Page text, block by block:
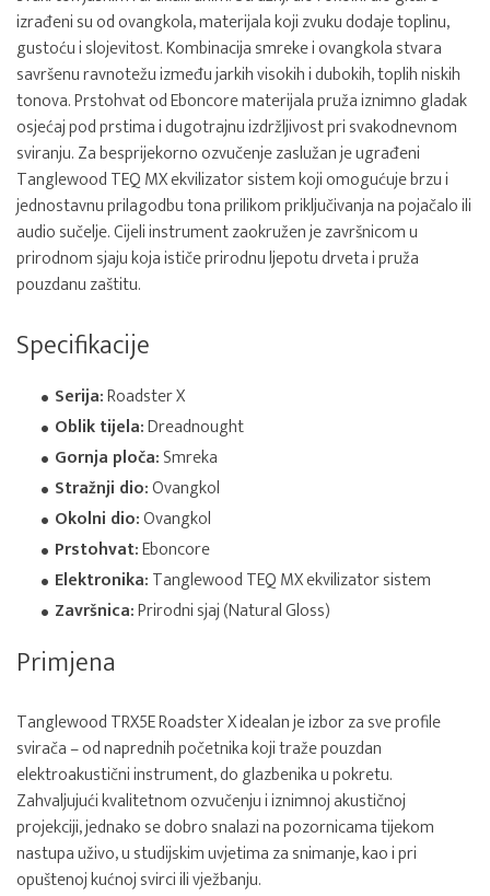
izrađeni su od ovangkola, materijala koji zvuku dodaje toplinu,
gustoću i slojevitost. Kombinacija smreke i ovangkola stvara
savršenu ravnotežu između jarkih visokih i dubokih, toplih niskih
tonova. Prstohvat od Eboncore materijala pruža iznimno gladak
osjećaj pod prstima i dugotrajnu izdržljivost pri svakodnevnom
sviranju. Za besprijekorno ozvučenje zaslužan je ugrađeni
Tanglewood TEQ MX ekvilizator sistem koji omogućuje brzu i
jednostavnu prilagodbu tona prilikom priključivanja na pojačalo ili
audio sučelje. Cijeli instrument zaokružen je završnicom u
prirodnom sjaju koja ističe prirodnu ljepotu drveta i pruža
pouzdanu zaštitu.
Specifikacije
Serija:Roadster X
Oblik tijela:Dreadnought
Gornja ploča:Smreka
Stražnji dio:Ovangkol
Okolni dio:Ovangkol
Prstohvat:Eboncore
Elektronika:Tanglewood TEQ MX ekvilizator sistem
Završnica:Prirodni sjaj (Natural Gloss)
Primjena
Tanglewood TRX5E Roadster X idealan je izbor za sve profile
svirača – od naprednih početnika koji traže pouzdan
elektroakustični instrument, do glazbenika u pokretu.
Zahvaljujući kvalitetnom ozvučenju i iznimnoj akustičnoj
projekciji, jednako se dobro snalazi na pozornicama tijekom
nastupa uživo, u studijskim uvjetima za snimanje, kao i pri
opuštenoj kućnoj svirci ili vježbanju.